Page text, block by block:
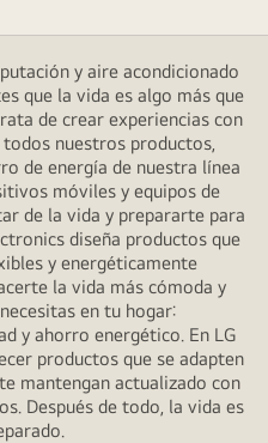
y aire acondicionado
que la vida es algo más que
de crear experiencias con
nuestros productos,
de energía de nuestra línea
móviles y equipos de
de la vida y prepararte para
diseña productos que
y energéticamente
la vida más cómoda y
en tu hogar:
y ahorro energético. En LG
productos que se adapten
mantengan actualizado con
Después de todo, la vida es